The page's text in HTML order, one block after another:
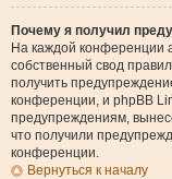
Почему я получил
На каждой конференции
собственный свод
получить
конференции, и phpBB
предупреждениям,
что получили
конференции.
Вернуться к началу